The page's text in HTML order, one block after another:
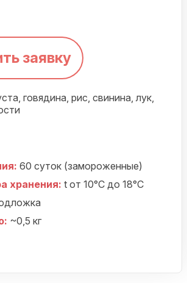
заявку
говядина, рис, свинина, лук,
60 суток (замороженные)
хранения: t от 10°С до 18°С
~0,5 кг